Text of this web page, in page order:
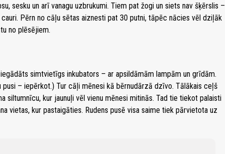
sesku un arī vanagu uzbrukumi. Tiem pat žogi un siets nav šķērslis –
Pērn no cāļu sētas aiznesti pat 30 putni, tāpēc nācies vēl dziļāk
no plēsējiem.
simtvietīgs inkubators – ar apsildāmām lampām un grīdām.
– iepērkot.) Tur cāļi mēnesi kā bērnudārzā dzīvo. Tālākais ceļš
siltumnīcu, kur jaunuļi vēl vienu mēnesi mitinās. Tad tie tiekot palaisti
vietas, kur pastaigāties. Rudens pusē visa saime tiek pārvietota uz